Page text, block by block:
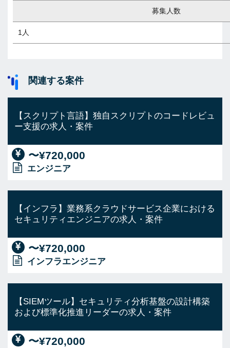
募集人数
1人
関連する案件
【スクリプト言語】独自スクリプトのコードレビュ
ー支援の求人・案件
〜¥720,000
エンジニア
【インフラ】業務系クラウドサービス企業における
セキュリティエンジニアの求人・案件
〜¥720,000
インフラエンジニア
【SIEMツール】セキュリティ分析基盤の設計構築
および標準化推進リーダーの求人・案件
〜¥720,000